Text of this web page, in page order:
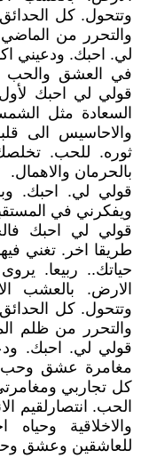
وتتحول. كل
والتحرر من
لي. احبك. ودعيني
في العشق
قولي لي احبك
السعادة مثل
والاحاسيس الى
ثوره. للحب.
بالحرمان والاهمال.
‏قولي لي. احبك.
ويفكرني في
‏قولي لي احبك
طريقا اخر. تغني
حياتك.. ربيعا.
الارض. بالعشب
وتتحول. كل
والتحرر من ظلم
قولي لي. احبك.
مغامرة عشق وحب
كل تجاربي
الحب. انتصارلقيم
والاخلاقية
للعاشقين وعشق